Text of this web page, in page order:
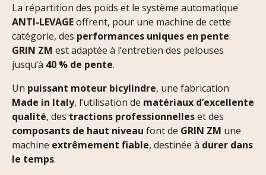
La répartition des poids et le système automatique
ANTI-LEVAGEoffrent, pour une machine de cette
catégorie, des performances uniques en pente.
GRIN ZM est adaptée à l’entretien des pelouses
jusqu’à 40 % de pente.
Un puissant moteur bicylindre, une fabrication
Made in Italy, l’utilisation de matériaux d’excellente
qualité, des tractions professionnelleset des
composants de haut niveau font de GRIN ZM une
machine extrêmement fiable, destinée à durer dans
le temps.